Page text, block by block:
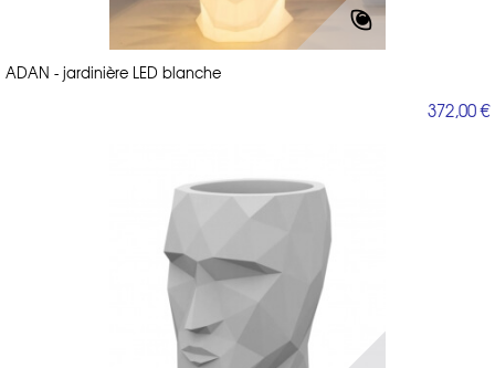
ADAN - jardinière LED blanche
372,00 €